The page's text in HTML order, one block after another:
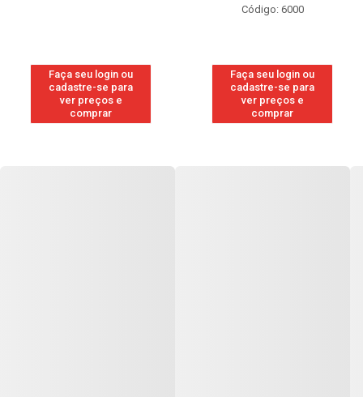
Faça seu login ou
cadastre-se para
ver preços e
comprar
Código: 6000
Faça seu login ou
cadastre-se para
ver preços e
comprar